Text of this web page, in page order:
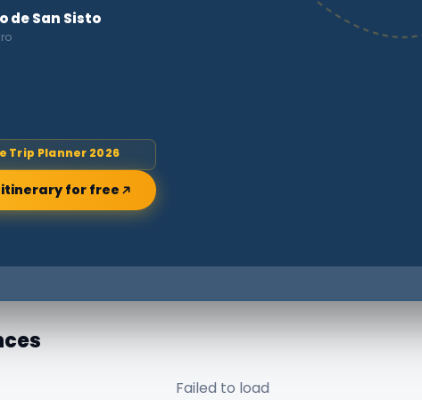
de San Sisto
Trip Planner 2026
itinerary for free
Failed to load